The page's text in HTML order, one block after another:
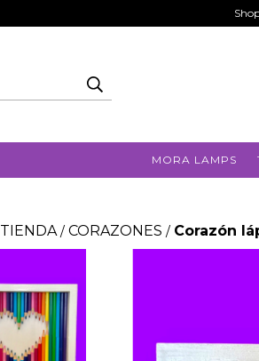
MORA LAMPS
TIENDA / CORAZONES / Corazón